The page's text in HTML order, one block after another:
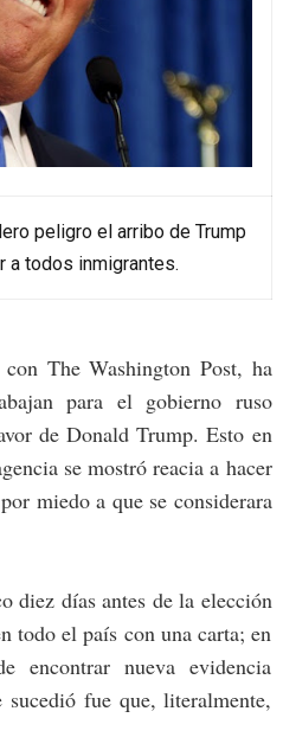
peligro el arribo de Trump
a todos inmigrantes.
The Washington Post, ha
para el gobierno ruso
de Donald Trump. Esto en
se mostró reacia a hacer
miedo a que se considerara
días antes de la elección
todo el país con una carta; en
encontrar nueva evidencia
fue que, literalmente,